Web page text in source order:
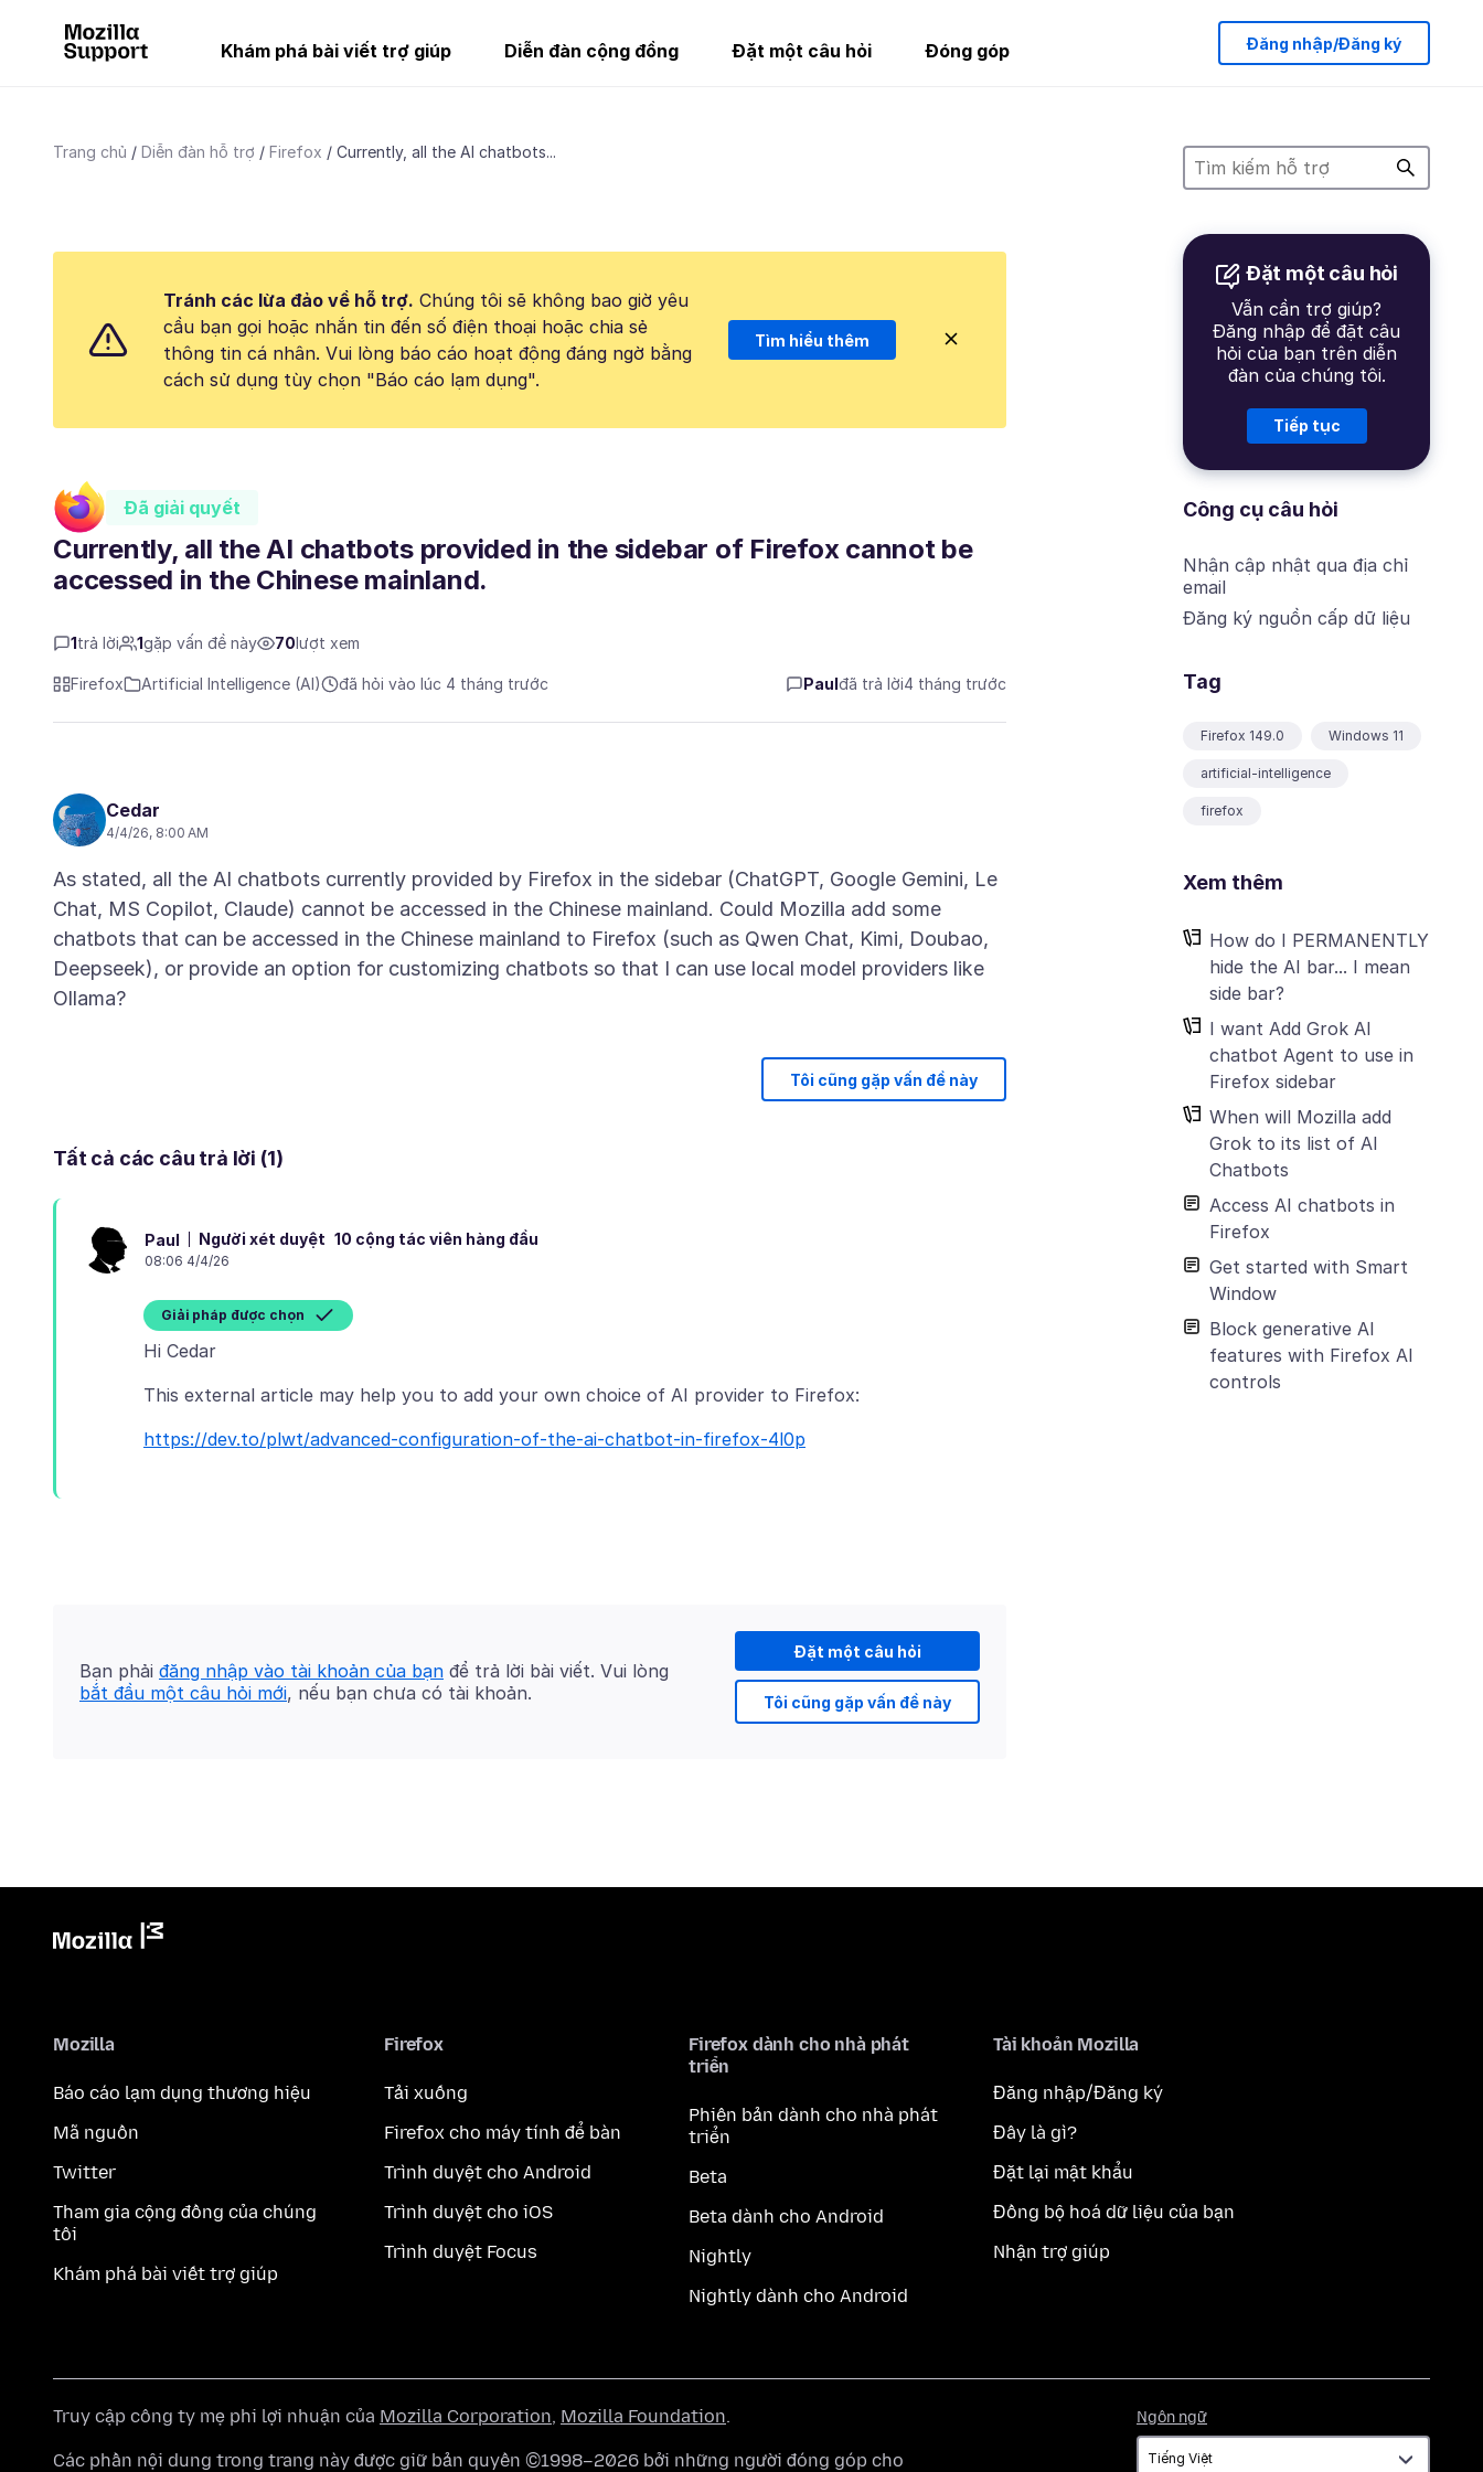
Khám phá bài viết trợ giúp Diễn đàn cộng đồng Đặt một câu hỏi Đóng góp Đăng nhập/Đăng ký
Trang chủ Diễn đàn hỗ trợ Firefox Currently, all the AI chatbots...
Đặt một câu hỏi
Vẫn cần trợ giúp?
Đăng nhập để đặt câu
hỏi của bạn trên diễn
đàn của chúng tôi.
Tiếp tục
Công cụ câu hỏi
Nhận cập nhật qua địa chỉ
email
Đăng ký nguồn cấp dữ liệu
Tag
Firefox 149.0 Windows 11
artificial-intelligence
firefox
Xem thêm
How do I PERMANENTLY
hide the AI bar... I mean
side bar?
I want Add Grok AI
chatbot Agent to use in
Firefox sidebar
When will Mozilla add
Grok to its list of AI
Chatbots
Access AI chatbots in
Firefox
Get started with Smart
Window
Block generative AI
features with Firefox AI
controls
Tránh các lừa đảo về hỗ trợ. Chúng tôi sẽ không bao giờ yêu
cầu bạn gọi hoặc nhắn tin đến số điện thoại hoặc chia sẻ
thông tin cá nhân. Vui lòng báo cáo hoạt động đáng ngờ bằng
cách sử dụng tùy chọn "Báo cáo lạm dụng".
Tìm hiểu thêm
Đã giải quyết
Currently, all the AI chatbots provided in the sidebar of Firefox cannot be
accessed in the Chinese mainland.
1 trả lời 1gặp vấn đề này 70 lượt xem
Firefox Artificial Intelligence (AI) đã hỏi vào lúc 4 tháng trước Paul đã trả lời4 tháng trước
Cedar
4/4/26, 8:00 AM
As stated, all the AI chatbots currently provided by Firefox in the sidebar (ChatGPT, Google Gemini, Le
Chat, MS Copilot, Claude) cannot be accessed in the Chinese mainland. Could Mozilla add some
chatbots that can be accessed in the Chinese mainland to Firefox (such as Qwen Chat, Kimi, Doubao,
Deepseek), or provide an option for customizing chatbots so that I can use local model providers like
Tôi cũng gặp vấn đề này
Tất cả các câu trả lời (1)
Paul Người xét duyệt 10 cộng tác viên hàng đầu
08:06 4/4/26
Giải pháp được chọn
https://dev.to/plwt/advanced-configuration-of-the-ai-chatbot-in-firefox-4l0p
Đặt một câu hỏi
Tôi cũng gặp vấn đề này
Bạn phải đăng nhập vào tài khoản của bạn để trả lời bài viết. Vui lòng
bắt đầu một câu hỏi mới, nếu bạn chưa có tài khoản.
Mozilla
Báo cáo lạm dụng thương hiệu
Mã nguồn
Twitter
Tham gia cộng đồng của chúng
tôi
Khám phá bài viết trợ giúp
Firefox
Tải xuống
Firefox cho máy tính để bàn
Trình duyệt cho Android
Trình duyệt cho iOS
Trình duyệt Focus
Firefox dành cho nhà phát
triển
Phiên bản dành cho nhà phát
triển
Beta
Beta dành cho Android
Nightly
Nightly dành cho Android
Tài khoản Mozilla
Đăng nhập/Đăng ký
Đây là gì?
Đặt lại mật khẩu
Đồng bộ hoá dữ liệu của bạn
Nhận trợ giúp
Ngôn ngữ
ngữ
Truy cập công ty mẹ phi lợi nhuận của Mozilla Corporation, Mozilla Foundation.
Các phần nội dung trong trang này được giữ bản quyền ©1998–2026 bởi những người đóng góp cho